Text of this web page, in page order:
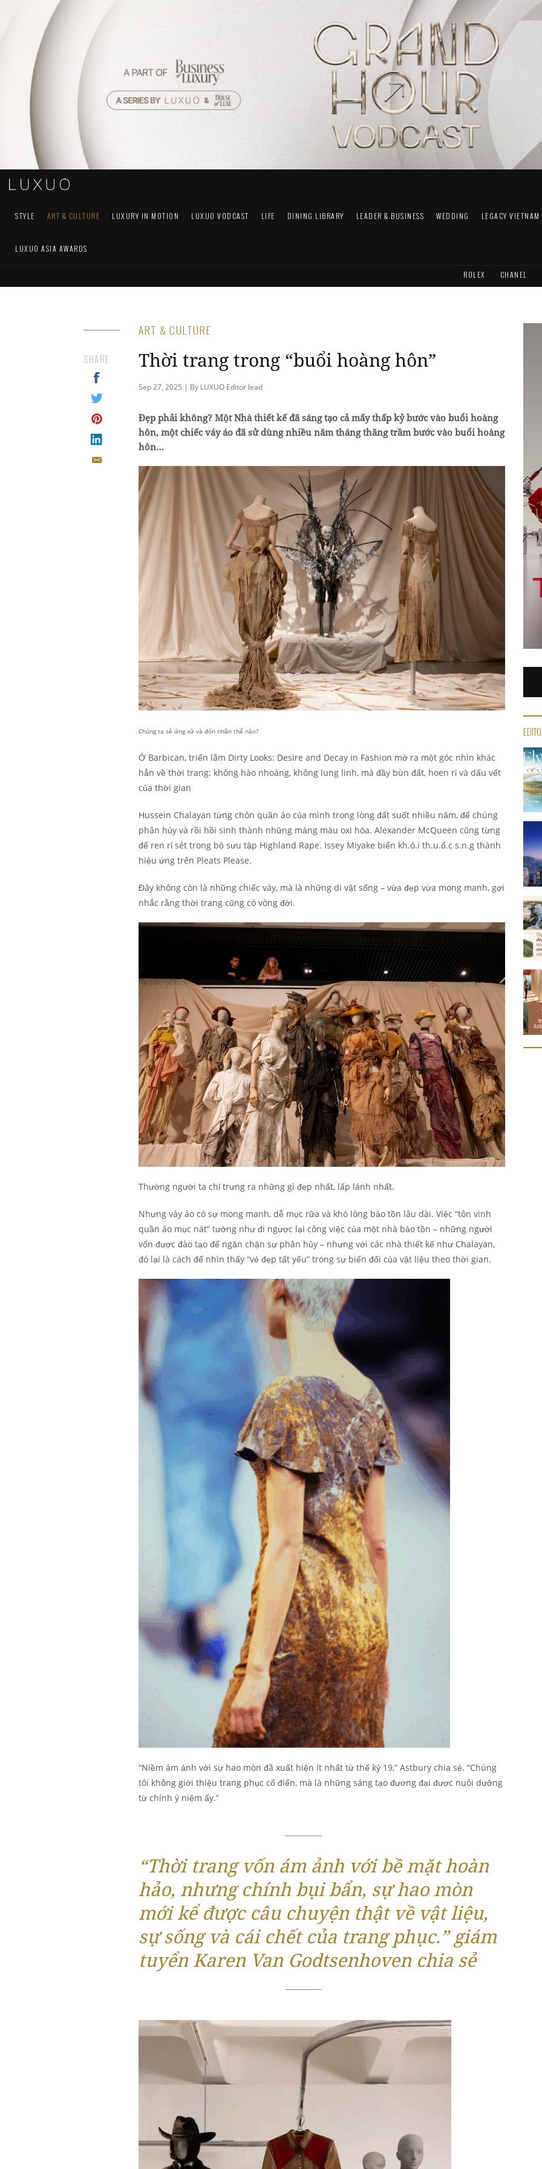
STYLE ART & CULTURE LUXURY IN MOTION LUXUO VODCAST LIFE DINING LIBRARY LEADER & BUSINESS WEDDING LEGACY VIETNAM
LUXUO ASIA AWARDS
ROLEX CHANEL
ART & CULTURE
Thời trang trong “buổi hoàng hôn”
Sep 27, 2025 | By LUXUO Editor lead
SHARE
Đẹp phải không? Một Nhà thiết kế đã sáng tạo cả mấy thấp kỷ bước vào buổi hoàng
hôn, một chiếc váy áo đã sử dùng nhiều năm tháng thăng trầm bước vào buổi hoàng
hôn…
Chúng ta sẽ ứng xử và đón nhận thế nào?
Ở Barbican, triển lãm Dirty Looks: Desire and Decay in Fashion mở ra một góc nhìn khác
hẳn về thời trang: không hào nhoáng, không lung linh, mà đầy bùn đất, hoen rỉ và dấu vết
của thời gian
Hussein Chalayan từng chôn quần áo của mình trong lòng đất suốt nhiều năm, để chúng
phân hủy và rồi hồi sinh thành những mảng màu oxi hóa. Alexander McQueen cũng từng
để ren rỉ sét trong bộ sưu tập Highland Rape. Issey Miyake biến kh.ó.i th.u.ố.c s.n.g thành
hiệu ứng trên Pleats Please.
Đây không còn là những chiếc váy, mà là những di vật sống – vừa đẹp vừa mong manh, gợi
nhắc rằng thời trang cũng có vòng đời.
Thường người ta chỉ trưng ra những gì đẹp nhất, lấp lánh nhất.
Nhưng váy áo có sự mong manh, dễ mục rữa và khó lòng bảo tồn lâu dài. Việc “tôn vinh
quần áo mục nát” tưởng như đi ngược lại công việc của một nhà bảo tồn – những người
vốn được đào tạo để ngăn chặn sự phân hủy – nhưng với các nhà thiết kế như Chalayan,
đó lại là cách để nhìn thấy “vẻ đẹp tất yếu” trong sự biến đổi của vật liệu theo thời gian.
“Niềm ám ảnh với sự hao mòn đã xuất hiện ít nhất từ thế kỷ 19,” Astbury chia sẻ. “Chúng
tôi không giới thiệu trang phục cổ điển, mà là những sáng tạo đương đại được nuôi dưỡng
từ chính ý niệm ấy.”
“Thời trang vốn ám ảnh với bề mặt hoàn
hảo, nhưng chính bụi bẩn, sự hao mòn
mới kể được câu chuyện thật về vật liệu,
sự sống và cái chết của trang phục.” giám
tuyển Karen Van Godtsenhoven chia sẻ